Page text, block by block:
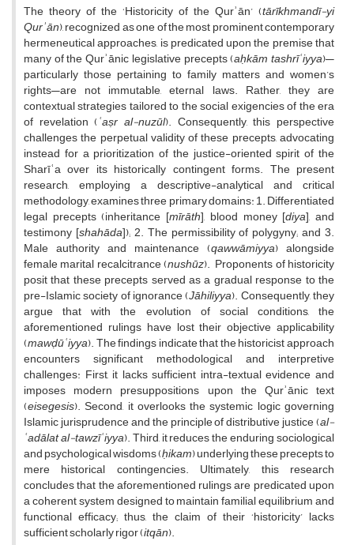
The theory of the ‘Historicity of the Qurʾān’ (tārīkhmandī-yi
Qurʾān), recognized as one of the most prominent contemporary
hermeneutical approaches, is predicated upon the premise that
many of the Qurʾānic legislative precepts (aḥkām tashrīʿiyya)—
particularly those pertaining to family matters and women’s
rights—are not immutable, eternal laws. Rather, they are
contextual strategies tailored to the social exigencies of the era
of revelation (ʿaṣr al-nuzūl). Consequently, this perspective
challenges the perpetual validity of these precepts, advocating
instead for a prioritization of the justice-oriented spirit of the
Sharīʿa over its historically contingent forms. The present
research, employing a descriptive-analytical and critical
methodology, examines three primary domains: 1. Differentiated
legal precepts (inheritance [mīrāth], blood money [diya], and
testimony [shahāda]); 2. The permissibility of polygyny; and 3.
Male authority and maintenance (qawwāmiyya) alongside
female marital recalcitrance (nushūz). Proponents of historicity
posit that these precepts served as a gradual response to the
pre-Islamic society of ignorance (Jāhiliyya). Consequently, they
argue that with the evolution of social conditions, the
aforementioned rulings have lost their objective applicability
(mawḍūʿiyya). The findings indicate that the historicist approach
encounters significant methodological and interpretive
challenges: First, it lacks sufficient intra-textual evidence and
imposes modern presuppositions upon the Qurʾānic text
(eisegesis). Second, it overlooks the systemic logic governing
Islamic jurisprudence and the principle of distributive justice (al-
ʿadālat al-tawzīʿiyya). Third, it reduces the enduring sociological
and psychological wisdoms (ḥikam) underlying these precepts to
mere historical contingencies. Ultimately, this research
concludes that the aforementioned rulings are predicated upon
a coherent system designed to maintain familial equilibrium and
functional efficacy; thus, the claim of their ‘historicity’ lacks
sufficient scholarly rigor (itqān).